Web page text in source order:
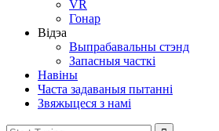
VR
Гонар
Відэа
Выпрабавальны стэнд
Запасныя часткі
Навіны
Часта задаваныя пытанні
Звяжыцеся з намі